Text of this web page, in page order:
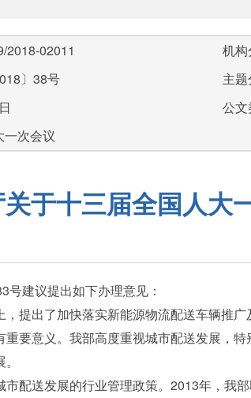
2018-02011
〕38号
一次会议
机构
主题
公文
于十三届全国人大
建议提出如下办理意见：
出了加快落实新能源物流配送车辆推广
要意义。我部高度重视城市配送发展，
送发展的行业管理政策。2013年，我